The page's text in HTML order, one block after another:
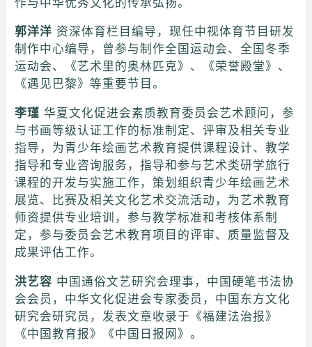
作与中华优秀文化的传承弘扬。
郭洋洋 资深体育栏目编导，现任中视体育节目研发
制作中心编导，曾参与制作全国运动会、全国冬季
运动会、《艺术里的奥林匹克》、《荣誉殿堂》、
《遇见巴黎》等重要节目。
李瑾 华夏文化促进会素质教育委员会艺术顾问，参
与书画等级认证工作的标准制定、评审及相关专业
指导，为青少年绘画艺术教育提供课程设计、教学
指导和专业咨询服务，指导和参与艺术类研学旅行
课程的开发与实施工作，策划组织青少年绘画艺术
展览、比赛及相关文化艺术交流活动，为艺术教育
师资提供专业培训，参与教学标准和考核体系制
定，参与委员会艺术教育项目的评审、质量监督及
成果评估工作。
洪艺容 中国通俗文艺研究会理事，中国硬笔书法协
会会员，中华文化促进会专家委员，中国东方文化
研究会研究员，发表文章收录于《福建法治报》
《中国教育报》《中国日报网》。